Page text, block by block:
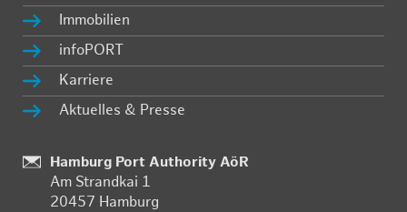
Im­mo­bi­li­en
in­fo­PORT
Kar­rie­re
Ak­tu­el­les & Pres­se
Stand­
ort:
Hamburg Port Authority AöR
Am Strand­kai 1
20457 Ham­burg